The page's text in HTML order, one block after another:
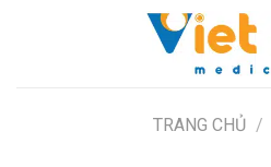
TRANG CHỦ /